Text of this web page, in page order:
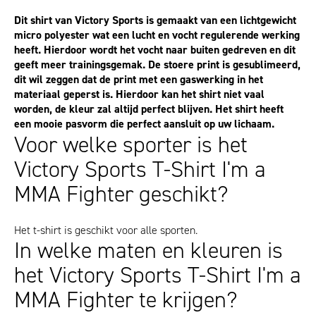
Dit shirt van Victory Sports is gemaakt van een lichtgewicht
micro polyester wat een lucht en vocht regulerende werking
heeft. Hierdoor wordt het vocht naar buiten gedreven en dit
geeft meer trainingsgemak. De stoere print is gesublimeerd,
dit wil zeggen dat de print met een gaswerking in het
materiaal geperst is. Hierdoor kan het shirt niet vaal
worden, de kleur zal altijd perfect blijven. Het shirt heeft
een mooie pasvorm die perfect aansluit op uw lichaam.
Voor welke sporter is het
Victory Sports T-Shirt I'm a
MMA Fighter geschikt?
Het t-shirt is geschikt voor alle sporten.
In welke maten en kleuren is
het Victory Sports T-Shirt I'm a
MMA Fighter te krijgen?